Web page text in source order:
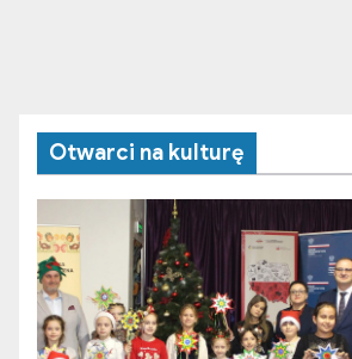
Otwarci na kulturę